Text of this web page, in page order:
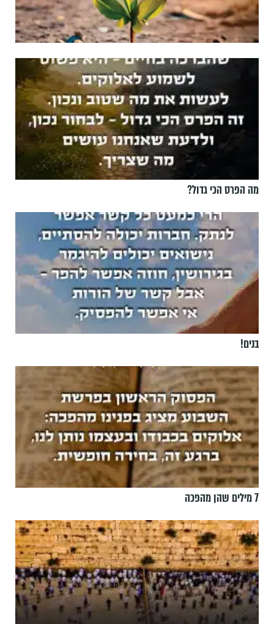
מה הפרס הכי גדול?
בנים!
7 מילים שהן מהפכה